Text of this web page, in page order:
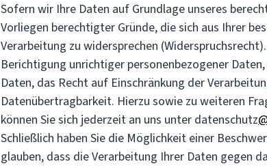
Sofern wir Ihre Daten auf Grundlage unseres
Vorliegen berechtigter Gründe, die sich aus Ihrer
Verarbeitung zu widersprechen
Berichtigung unrichtiger personenbezogener
Daten, das Recht auf Einschränkung der
Datenübertragbarkeit. Hierzu sowie zu weiteren
können Sie sich jederzeit an uns unter datenschutz
Schließlich haben Sie die Möglichkeit einer
glauben, dass die Verarbeitung Ihrer Daten gegen